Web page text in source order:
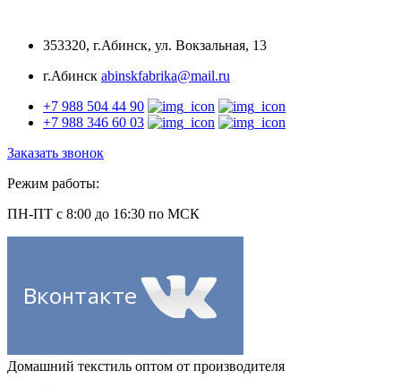
353320, г.Абинск, ул. Вокзальная, 13
г.Абинск abinskfabrika@mail.ru
+7 988 504 44 90
+7 988 346 60 03
Заказать звонок
Режим работы:
ПН-ПТ с 8:00 до 16:30 по МСК
Домашний текстиль оптом от производителя